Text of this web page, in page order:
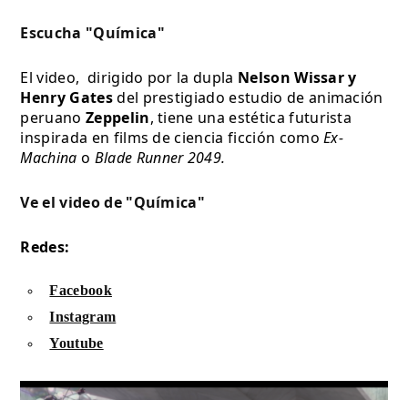
Escucha "Química"
El video,  dirigido por la dupla Nelson Wissar y
Henry Gates del prestigiado estudio de animación
peruano Zeppelin, tiene una estética futurista
inspirada en films de ciencia ficción como Ex-
Machina o Blade Runner 2049.
Ve el video de "Química"
Redes:
Facebook
Instagram
Youtube